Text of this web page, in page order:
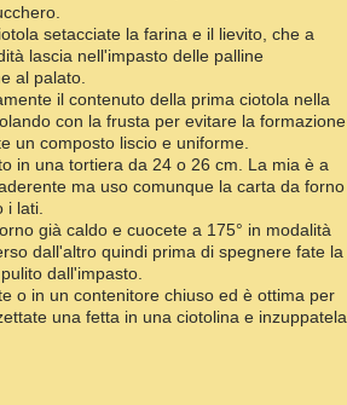
setacciate la farina e il lievito, che a
lascia nell'impasto delle palline
al palato.
il contenuto della prima ciotola nella
con la frusta per evitare la formazione
un composto liscio e uniforme.
in una tortiera da 24 o 26 cm. La mia è a
ma uso comunque la carta da forno
i lati.
già caldo e cuocete a 175° in modalità
dall'altro quindi prima di spegnere fate la
dall'impasto.
o in un contenitore chiuso ed è ottima per
una fetta in una ciotolina e inzuppatela